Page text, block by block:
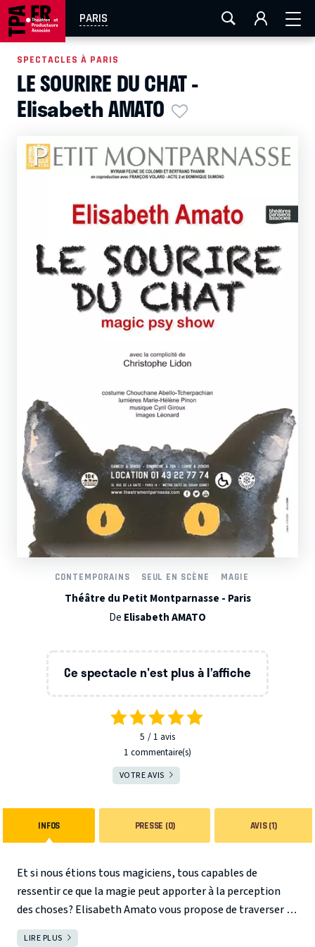
PARIS
AIX-MARSEILLE LA ROCHELLE
EN TOURNÉE
SPECTACLES À PARIS
LE SOURIRE DU CHAT -
Elisabeth AMATO
CONTEMPORAINS SEUL EN SCÈNE MAGIE
Théâtre du Petit Montparnasse - Paris
De Elisabeth AMATO
Ce spectacle n'est plus à l’affiche
5 1 avis
1 commentaire(s)
VOTRE AVIS
INFOS PRESSE (0) AVIS (1)
Et si nous étions tous magiciens, tous capables de
ressentir ce que la magie peut apporter à la perception
des choses?Elisabeth Amato vous propose de traverser le
miroir… A travers une enquête poétique qu’elle mène sur
LIRE PLUS